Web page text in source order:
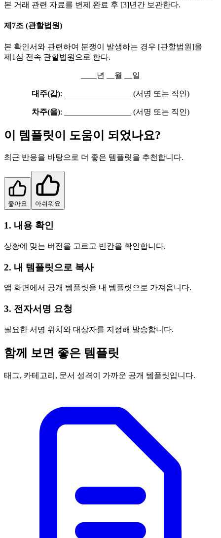
본 거래 관련 자료를 변제 완료 후 [3]년간 보관한다.
제7조 (관할법원)
본 확인서와 관련하여 분쟁이 발생하는 경우 [관할법원]을
제1심 전속 관할법원으로 한다.
____년 __월 __일
대주(갑): _________________ (서명 또는 직인)
차주(을): _________________ (서명 또는 직인)
이 템플릿이 도움이 되었나요?
최근 반응을 바탕으로 더 좋은 템플릿을 추천합니다.
좋아요 아쉬워요
1. 내용 확인
상황에 맞는 버전을 고르고 빈칸을 확인합니다.
2. 내 템플릿으로 복사
앱 화면에서 공개 템플릿을 내 템플릿으로 가져옵니다.
3. 전자서명 요청
필요한 서명 위치와 대상자를 지정해 발송합니다.
함께 보면 좋은 템플릿
태그, 카테고리, 문서 성격이 가까운 공개 템플릿입니다.